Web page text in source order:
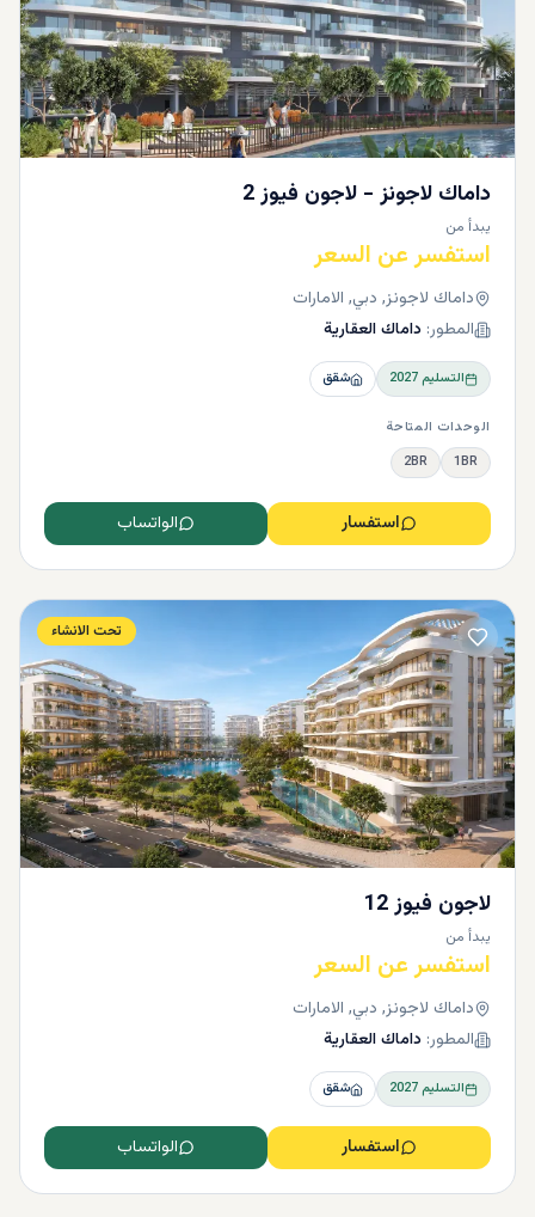
داماك لاجونز - لاجون فيوز 2
يبدأ من
استفسر عن السعر
داماك لاجونز, دبي, الامارات
المطور: داماك العقارية
التسليم2027 شقق
الوحدات المتاحة
1BR
2BR
استفسار الواتساب
تحت الانشاء
لاجون فيوز 12
يبدأ من
استفسر عن السعر
داماك لاجونز, دبي, الامارات
المطور: داماك العقارية
التسليم2027 شقق
استفسار الواتساب